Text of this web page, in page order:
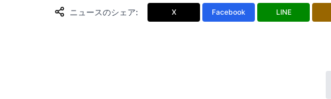
ニュースのシェア: X Facebook LINE